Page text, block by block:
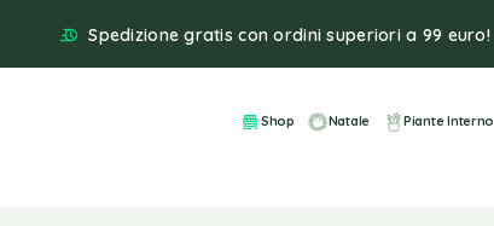
Spedizione gratis con ordini superiori a 99 euro!
Shop Natale Piante Interno